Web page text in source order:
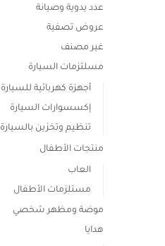
عدد يدوية وصيانة
عروض تصفية
غير مصنف
مسلتزمات السيارة
أجهزة كهربائية للسيارة
إكسسوارات السيارة
تنظيم وتخزين بالسيارة
منتجات الأطفال
العاب
مستلزمات الأطفال
موضة ومظهر شخصي
هدايا